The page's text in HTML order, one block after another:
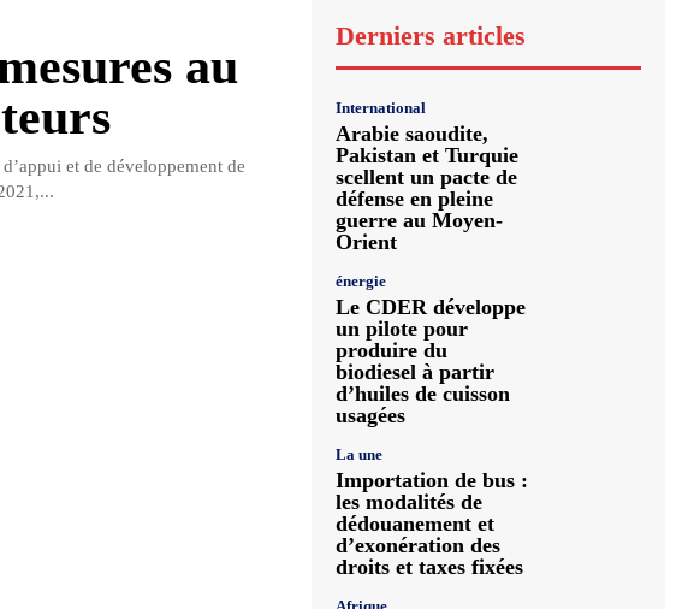
au
et de développement de
Derniers articles
International
Arabie saoudite,
Pakistan et Turquie
scellent un pacte de
défense en pleine
guerre au Moyen-
Orient
énergie
Le CDER développe
un pilote pour
produire du
biodiesel à partir
d’huiles de cuisson
usagées
La une
Importation de bus :
les modalités de
dédouanement et
d’exonération des
droits et taxes fixées